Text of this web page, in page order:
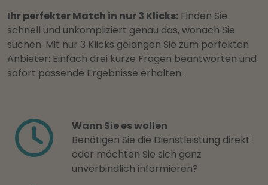
Ihr perfekter Match in nur 3 Klicks: Finden Sie
schnell und unkompliziert genau das, wonach Sie
suchen. Mit nur 3 Klicks gelangen Sie zum perfekten
Anbieter: Einfach drei kurze Fragen beantworten und
sofort passende Ergebnisse erhalten.
Wann Sie es wollen
Benötigen Sie die Dienstleistung direkt
oder möchten Sie sich ganz
unverbindlich informieren?